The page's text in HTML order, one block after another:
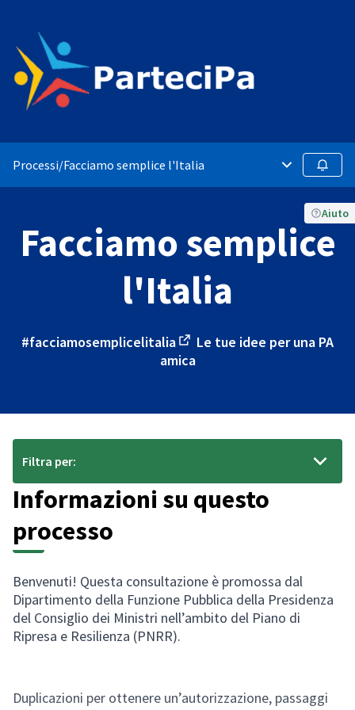
Processi/Facciamo semplice l'Italia Menù Segui
Aiuto
Facciamo semplice
l'Italia
#facciamosemplicelitalia
(Collegamento esterno)
Le tue idee per una PA
amica
Informazioni su questo
processo
Benvenuti! Questa consultazione è promossa dal
Dipartimento della Funzione Pubblica della Presidenza
del Consiglio dei Ministri nell’ambito del Piano di
Ripresa e Resilienza (PNRR).
Duplicazioni per ottenere un’autorizzazione, passaggi
Filtra per: